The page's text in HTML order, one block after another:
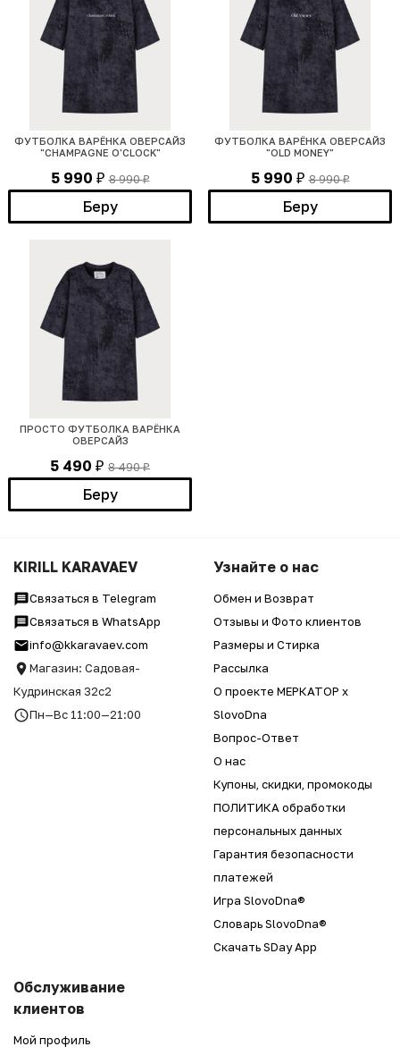
ФУТБОЛКА ВАРЁНКА ОВЕРСАЙЗ
"CHAMPAGNE O'CLOCK"
5 990 ₽ 8 990₽
Беру
ФУТБОЛКА ВАРЁНКА ОВЕРСАЙЗ
"OLD MONEY"
5 990 ₽ 8 990₽
Беру
ПРОСТО ФУТБОЛКА ВАРЁНКА
ОВЕРСАЙЗ
5 490 ₽ 8 490₽
Беру
KIRILL KARAVAEV
Связаться в Telegram
Связаться в WhatsApp
info@kkaravaev.com
Магазин: Садовая-
Кудринская 32с2
Пн—Вс 11:00—21:00
Узнайте о нас
Обмен и Возврат
Отзывы и Фото клиентов
Размеры и Стирка
Рассылка
О проекте МЕРКАТОР x
SlovoDna
Вопрос-Ответ
О нас
Купоны, скидки, промокоды
ПОЛИТИКА обработки
персональных данных
Гарантия безопасности
платежей
Игра SlovoDna®
Словарь SlovoDna®
Скачать SDay App
Обслуживание
клиентов
Мой профиль